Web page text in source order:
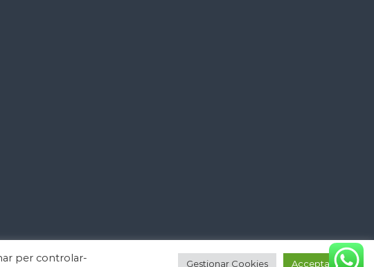
per controlar-
Gestionar Cookies Acceptar tot